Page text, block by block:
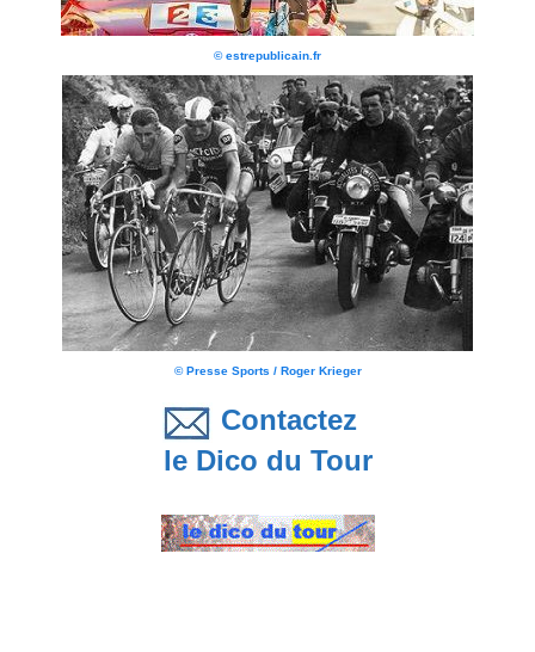
© estrepublicain.fr
© Presse Sports / Roger Krieger
Contactez
le Dico du Tour